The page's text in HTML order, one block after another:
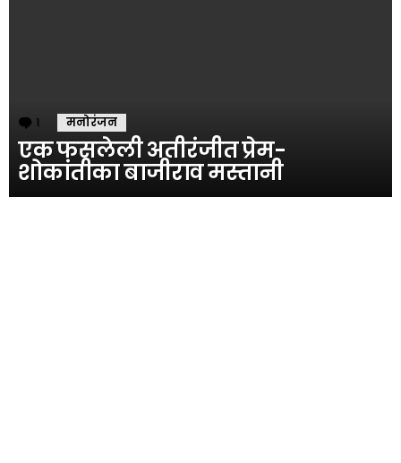
1 Comment
मनोरंजन
एक फसलेली अतीरंजीत प्रेम-
शोकांतीका बाजीराव मस्तानी